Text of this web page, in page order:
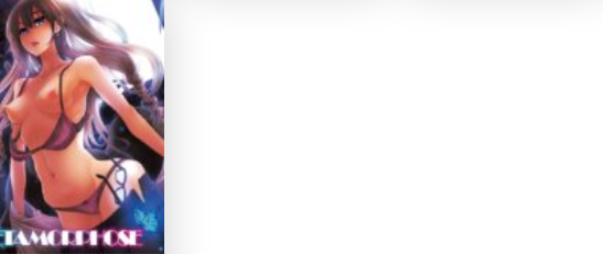
Ajouter
à la
wishlist